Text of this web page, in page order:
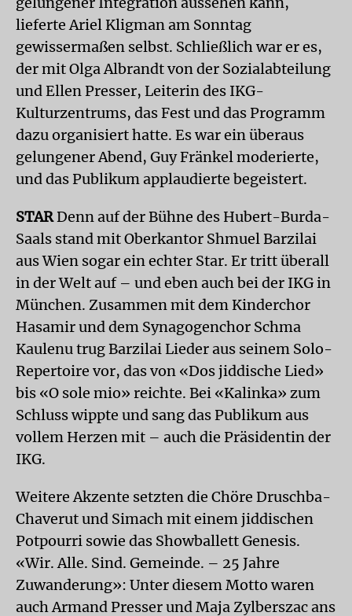
lieferte Ariel Kligman am Sonntag
gewissermaßen selbst. Schließlich war er es,
der mit Olga Albrandt von der Sozialabteilung
und Ellen Presser, Leiterin des IKG-
Kulturzentrums, das Fest und das Programm
dazu organisiert hatte. Es war ein überaus
gelungener Abend, Guy Fränkel moderierte,
und das Publikum applaudierte begeistert.
STARDenn auf der Bühne des Hubert-Burda-
Saals stand mit Oberkantor Shmuel Barzilai
aus Wien sogar ein echter Star. Er tritt überall
in der Welt auf – und eben auch bei der IKG in
München. Zusammen mit dem Kinderchor
Hasamir und dem Synagogenchor Schma
Kaulenu trug Barzilai Lieder aus seinem Solo-
Repertoire vor, das von «Dos jiddische Lied»
bis «O sole mio» reichte. Bei «Kalinka» zum
Schluss wippte und sang das Publikum aus
vollem Herzen mit – auch die Präsidentin der
IKG.
Weitere Akzente setzten die Chöre Druschba-
Chaverut und Simach mit einem jiddischen
Potpourri sowie das Showballett Genesis.
«Wir. Alle. Sind. Gemeinde. – 25 Jahre
Zuwanderung»: Unter diesem Motto waren
auch Armand Presser und Maja Zylberszac ans